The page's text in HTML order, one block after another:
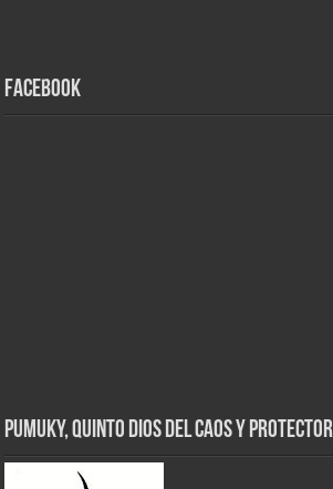
Facebook
Pumuky, Quinto Dios del Caos y